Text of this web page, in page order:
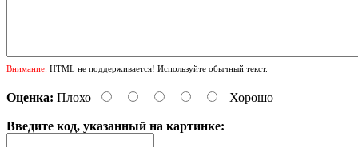
Внимание: HTML не поддерживается! Используйте обычный текст.
Оценка: Плохо Хорошо
Введите код, указанный на картинке: